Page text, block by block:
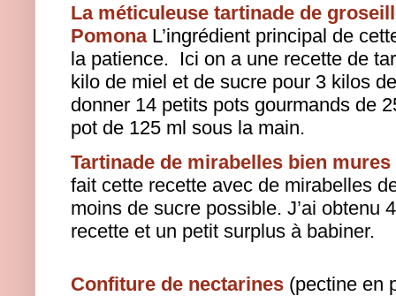
La méticuleuse tartinade de
Pomona L’ingrédient principal de
la patience. Ici on a une recette de
kilo de miel et de sucre pour 3 kilos
donner 14 petits pots gourmands de
pot de 125 ml sous la main.
Tartinade de mirabelles bien
fait cette recette avec de mirabelles
moins de sucre possible. J’ai obtenu
recette et un petit surplus à babiner.
Confiture de nectarines (pectine en